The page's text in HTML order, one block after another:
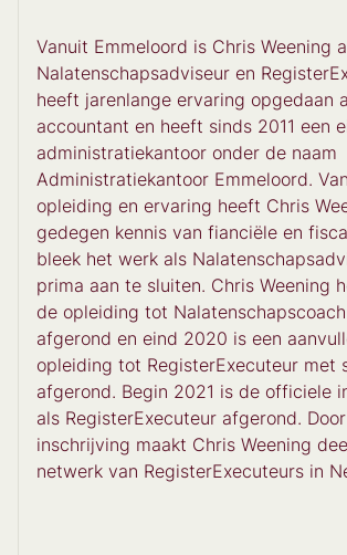
Vanuit Emmeloord is Chris Weening
Nalatenschapsadviseur en
heeft jarenlange ervaring opgedaan
accountant en heeft sinds 2011 een
administratiekantoor onder de naam
Administratiekantoor Emmeloord.
opleiding en ervaring heeft Chris
gedegen kennis van fianciële en
bleek het werk als
prima aan te sluiten. Chris Weening
de opleiding tot
afgerond en eind 2020 is een
opleiding tot RegisterExecuteur met
afgerond. Begin 2021 is de officiele
als RegisterExecuteur afgerond.
inschrijving maakt Chris Weening
netwerk van RegisterExecuteurs in